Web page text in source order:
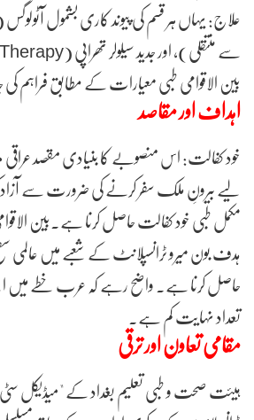
علاج: یہاں ہر قسم کی پیوند کاری بشمول
بین الاقوامی طبی معیارات کے مطابق فراہم
اہداف اور مقاصد
خود کفالت: اس منصوبے کا بنیادی مقصد عراقی
لیے بیرونِ ملک سفر کرنے کی ضرورت سے آزاد
مکمل طبی خود کفالت حاصل کرنا ہے۔بین
ہدف بون میرو ٹرانسپلانٹ کے شعبے میں عالمی
حاصل کرنا ہے۔ واضح رہے کہ عرب خطے میں
تعداد نہایت کم ہے۔
مقامی تعاون اور ترقی
ہیئت صحت و طبی تعلیم بغداد کے "میڈیکل